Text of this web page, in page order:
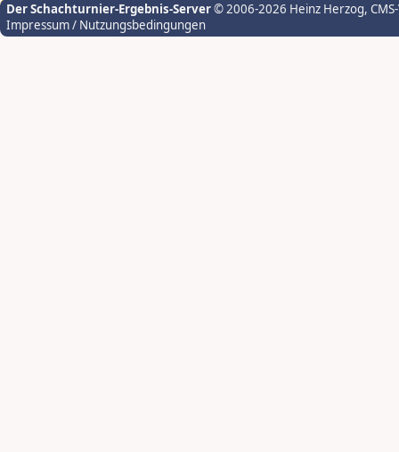
Der Schachturnier-Ergebnis-Server© 2006-2026 Heinz Herzog,
Impressum / Nutzungsbedingungen